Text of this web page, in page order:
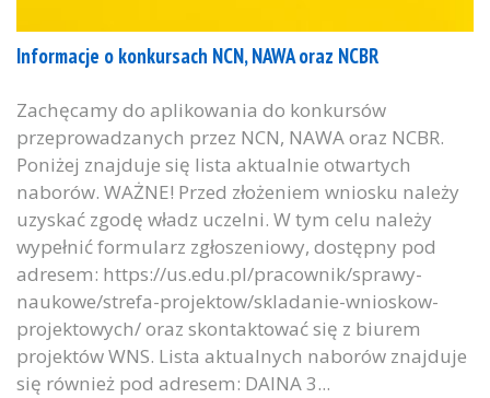
Informacje o konkursach NCN, NAWA oraz NCBR
Zachęcamy do aplikowania do konkursów
przeprowadzanych przez NCN, NAWA oraz NCBR.
Poniżej znajduje się lista aktualnie otwartych
naborów. WAŻNE! Przed złożeniem wniosku należy
uzyskać zgodę władz uczelni. W tym celu należy
wypełnić formularz zgłoszeniowy, dostępny pod
adresem: https://us.edu.pl/pracownik/sprawy-
naukowe/strefa-projektow/skladanie-wnioskow-
projektowych/ oraz skontaktować się z biurem
projektów WNS. Lista aktualnych naborów znajduje
się również pod adresem: DAINA 3...